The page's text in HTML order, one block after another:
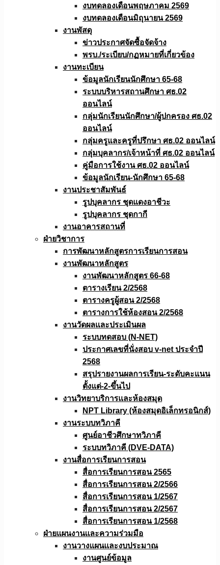
งบทดลองเดือนพฤษภาคม 2569
งบทดลองเดือนมิถุนายน 2569
งานพัสดุ
ข่าวประกาศจัดซื้อจัดจ้าง
พรบ./ระเบียบ/กฏหมายที่เกี่ยวข้อง
งานทะเบียน
ข้อมูลนักเรียนนักศึกษา 65-68
ระบบบริหารสถานศึกษา ศธ.02
ออนไลน์
กลุ่มนักเรียนนักศึกษา/ผู้ปกครอง ศธ.02
ออนไลน์
กลุ่มครูและครูที่ปรึกษา ศธ.02 ออนไลน์
กลุ่มบุคลากร/เจ้าหน้าที่ ศธ.02 ออนไลน์
คู่มือการใช้งาน ศธ.02 ออนไลน์
ข้อมูลนักเรียน-นักศึกษา 65-68
งานประชาสัมพันธ์
รูปบุคลากร ชุดแดงอาชีวะ
รูปบุคลากร ชุดกากี
งานอาคารสถานที่
ฝ่ายวิชาการ
การพัฒนาหลักสูตรการเรียนการสอน
งานพัฒนาหลักสูตร
งานพัฒนาหลักสูตร 66-68
ตารางเรียน 2/2568
ตารางครูผู้สอน 2/2568
ตารางการใช้ห้องสอน 2/2568
งานวัดผลเเละประเมินผล
ระบบทดสอบ (N-NET)
ประกาศเลขที่นั่งสอบ v-net ประจำปี
2568
สรุปรายงานผลการเรียน-ระดับคะแนน
ตั้งแต่-2-ขึ้นไป
งานวิทยาบริการเเละห้องสมุด
NPT Library (ห้องสมุดอิเล็กทรอนิกส์)
งานระบบทวิภาคี
ศูนย์อาชีวศึกษาทวิภาคี
ระบบทวิภาคี (DVE-DATA)
งานสื่อการเรียนการสอน
สื่อการเรียนการสอน 2565
สื่อการเรียนการสอน 2/2566
สื่อการเรียนการสอน 1/2567
สื่อการเรียนการสอน 2/2567
สื่อการเรียนการสอน 1/2568
ฝ่ายแผนงานเเละความร่วมมือ
งานวางแผนเเละงบประมาณ
งานศูนย์ข้อมูล